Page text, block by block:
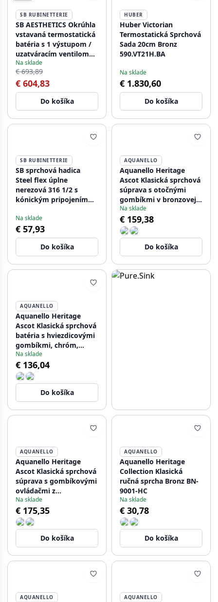
SB RUBINETTERIE
SB AESTHETICS Okrúhla
vstavaná termostatická
batéria s 1 výstupom /
uzatváracím ventilom
matná čierna
1208954898
Na sklade
€ 693,89
€ 604,83
Do košíka
HUBER
Huber Victorian
Termostatická Sprchová
Sada 20cm Bronz
590.VT21H.BA
Na sklade
€ 1.830,60
Do košíka
SB RUBINETTERIE
SB sprchová hadica
Steel flex úplne
nerezová 316 1/2 s
kónickým pripojením
Na sklade
€ 57,93
Do košíka
AQUANELLO
Aquanello Heritage
Ascot Klasická sprchová
súprava s otočnými
gombíkmi v bronzovej
farbe vrátane ručnej
sprchy BN-2002-HA
Na sklade
€ 159,38
Do košíka
AQUANELLO
Aquanello Heritage
Ascot Klasická sprchová
batéria s hviezdicovými
gombíkmi, chróm,
vrátane ručnej sprchy
CR-2002-HA
Na sklade
€ 136,04
Do košíka
AQUANELLO
Aquanello Heritage
Ascot Klasická sprchová
súprava s gombíkovými
ovládačmi z
nehrdzavejúcej ocele
vrátane ručnej sprchy
NB-2002-HA
Na sklade
€ 175,35
Do košíka
AQUANELLO
Aquanello Heritage
Collection Klasická
ručná sprcha Bronz BN-
9001-HC
Na sklade
€ 30,78
Do košíka
AQUANELLO AQUANELLO